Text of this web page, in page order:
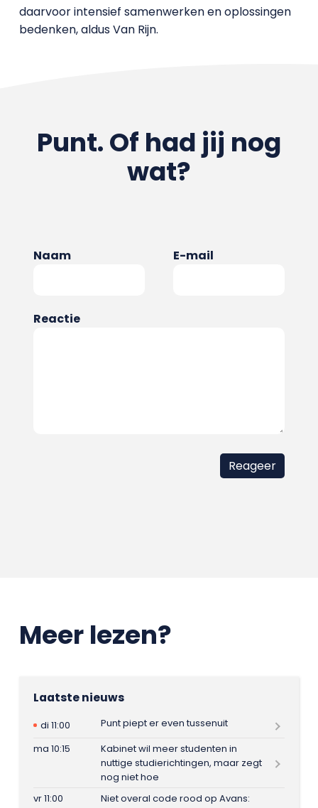
daarvoor intensief samenwerken en oplossingen
bedenken, aldus Van Rijn.
Punt. Of had jij nog
wat?
Naam E-mail
Reactie
Meer lezen?
Laatste nieuws
di 11:00
Punt piept er even tussenuit
ma 10:15
Kabinet wil meer studenten in
nuttige studierichtingen, maar zegt
nog niet hoe
vr 11:00
Niet overal code rood op Avans: